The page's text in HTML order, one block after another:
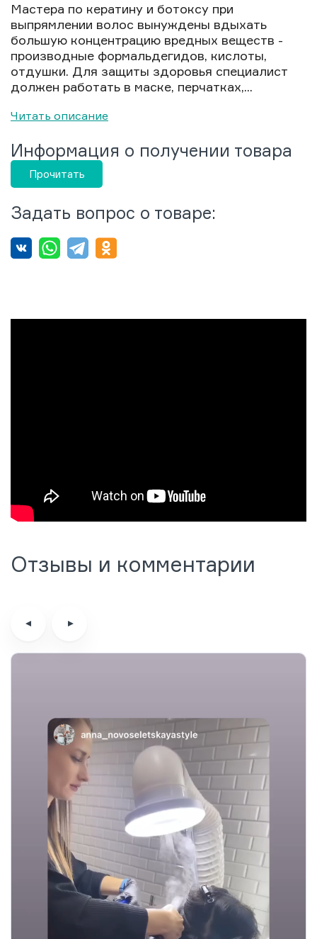
Мастера по кератину и ботоксу при
выпрямлении волос вынуждены вдыхать
большую концентрацию вредных веществ -
производные формальдегидов, кислоты,
отдушки. Для защиты здоровья специалист
должен работать в маске, перчатках,...
Читать описание
Информация о получении товара
Прочитать
Задать вопрос о товаре:
Отзывы и комментарии